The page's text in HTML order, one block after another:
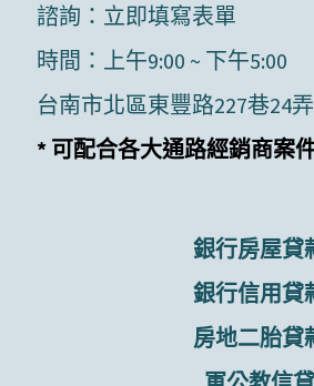
諮詢： 立即填寫表單
時間：上午9:00 ~ 下午5:00
台南市北區東豐路227巷24
* 可配合各大通路經銷商案
銀行房屋貸
銀行信用貸
房地二胎貸